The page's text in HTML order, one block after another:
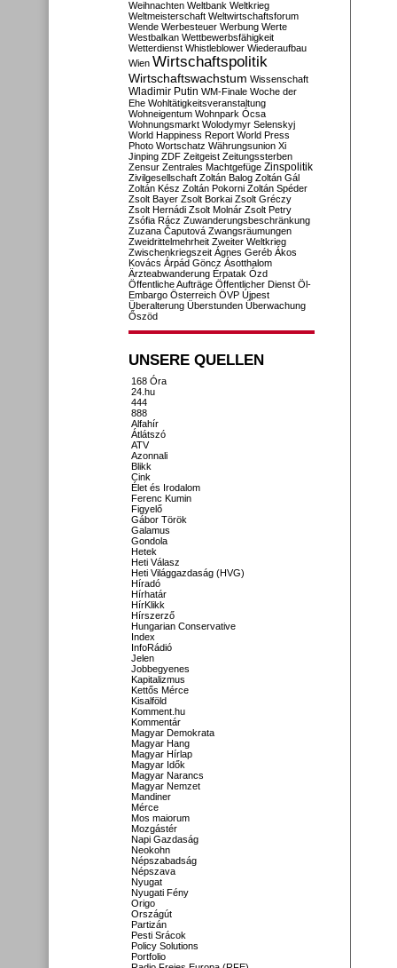
Weihnachten Weltbank Weltkrieg
Weltmeisterschaft Weltwirtschaftsforum
Wende Werbesteuer Werbung Werte
Westbalkan Wettbewerbsfähigkeit
Wetterdienst Whistleblower Wiederaufbau
Wien Wirtschaftspolitik
Wirtschaftswachstum Wissenschaft
Wladimir Putin WM-Finale Woche der
Ehe Wohltätigkeitsveranstaltung
Wohneigentum Wohnpark Ócsa
Wohnungsmarkt Wolodymyr Selenskyj
World Happiness Report World Press
Photo Wortschatz Währungsunion Xi
Jinping ZDF Zeitgeist Zeitungssterben
Zensur Zentrales Machtgefüge Zinspolitik
Zivilgesellschaft Zoltán Balog Zoltán Gál
Zoltán Kész Zoltán Pokorni Zoltán Spéder
Zsolt Bayer Zsolt Borkai Zsolt Gréczy
Zsolt Hernádi Zsolt Molnár Zsolt Petry
Zsófia Rácz Zuwanderungsbeschränkung
Zuzana Čaputová Zwangsräumungen
Zweidrittelmehrheit Zweiter Weltkrieg
Zwischenkriegszeit Ágnes Geréb Ákos
Kovács Árpád Göncz Ásotthalom
Ärzteabwanderung Érpatak Ózd
Öffentliche Aufträge Öffentlicher Dienst Öl-
Embargo Österreich ÖVP Újpest
Überalterung Überstunden Überwachung
Őszöd
UNSERE QUELLEN
168 Óra
24.hu
444
888
Alfahír
Átlátszó
ATV
Azonnali
Blikk
Cink
Élet és Irodalom
Ferenc Kumin
Figyelő
Gábor Török
Galamus
Gondola
Hetek
Heti Válasz
Heti Világgazdaság (HVG)
Híradó
Hírhatár
HírKlikk
Hírszerző
Hungarian Conservative
Index
InfoRádió
Jelen
Jobbegyenes
Kapitalizmus
Kettős Mérce
Kisalföld
Komment.hu
Kommentár
Magyar Demokrata
Magyar Hang
Magyar Hírlap
Magyar Idők
Magyar Narancs
Magyar Nemzet
Mandiner
Mérce
Mos maiorum
Mozgástér
Napi Gazdaság
Neokohn
Népszabadság
Népszava
Nyugat
Nyugati Fény
Origo
Országút
Partizán
Pesti Srácok
Policy Solutions
Portfolio